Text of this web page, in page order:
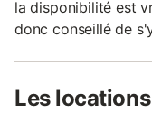
la disponibilité est
donc conseillé de
Les